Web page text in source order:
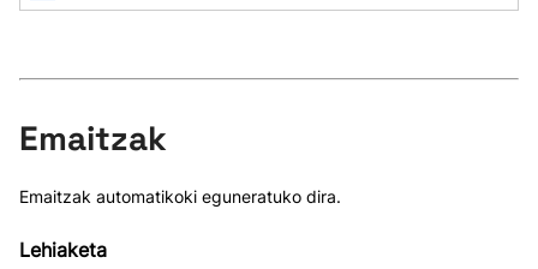
Emaitzak
Emaitzak automatikoki eguneratuko dira.
Lehiaketa